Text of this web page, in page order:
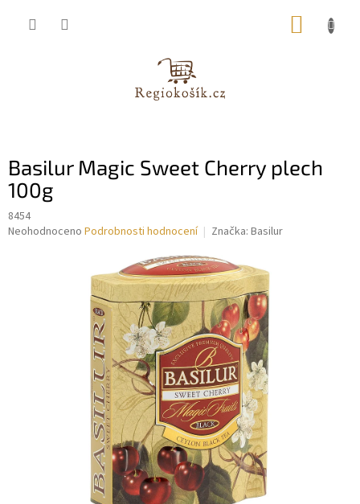
Basilur Magic Sweet Cherry plech
100g
8454
Průměrné
Neohodnoceno Podrobnosti hodnocení Značka: Basilur